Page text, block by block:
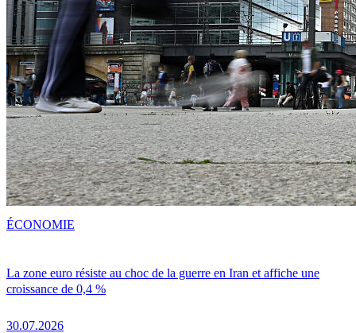
La zone euro résiste au choc de la guerre en Iran et affiche une
croissance de 0,4 %
30.07.2026
ÉCONOMIE